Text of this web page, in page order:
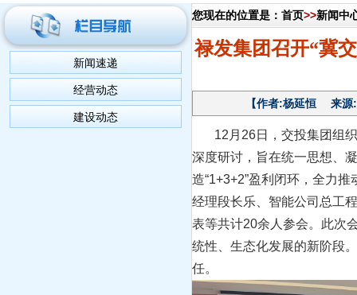
新闻速递
经营动态
建设动态
您现在的位置是： 首页>>新闻中
禄发集团召开“冀
【作者:杨延恒 来
12月26日，交投集团组织
深度研讨，旨在统一思想、
造“1+3+2”盈利闭环，全力
经理段长乐、智能公司总工
表等共计20余人参会。此次
统性、生态化发展的新阶段
任。